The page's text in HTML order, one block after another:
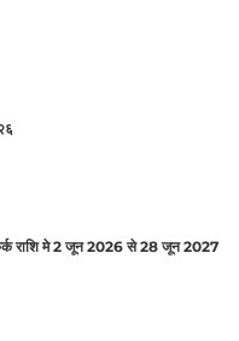
राशि मे 2 जून 2026 से 28 जून 2027